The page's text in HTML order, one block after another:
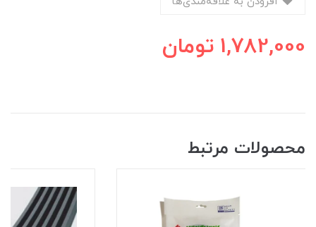
1,782,000 تومان
محصولات مرتبط